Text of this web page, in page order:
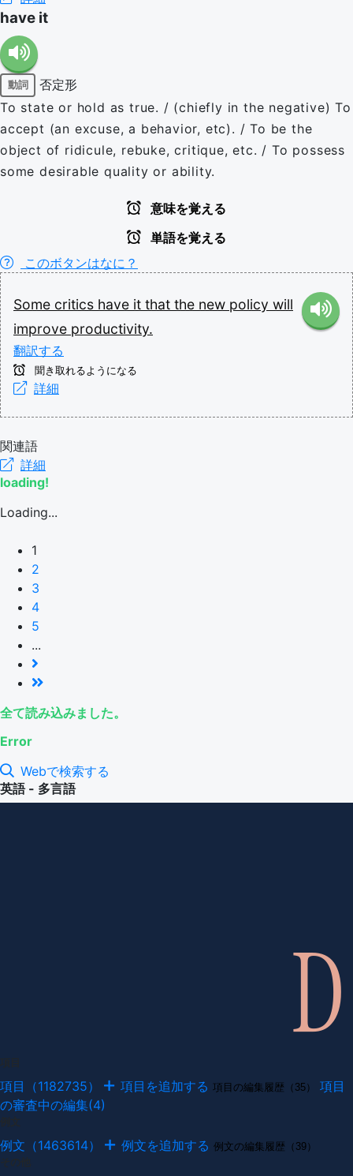
have it
動詞
否定形
To state or hold as true. / (chiefly in the negative) To
accept (an excuse, a behavior, etc). / To be the
object of ridicule, rebuke, critique, etc. / To possess
some desirable quality or ability.
意味を覚える
単語を覚える
このボタンはなに？
Some critics have it that the new policy will
improve productivity.
翻訳する
聞き取れるようになる
詳細
関連語
詳細
loading!
Loading...
1
2
3
4
5
...
全て読み込みました。
Error
Webで検索する
英語 - 多言語
項目（1182735） 項目を追加する 項目の編集履歴（35）
項目
の審査中の編集(4)
例文（1463614） 例文を追加する 例文の編集履歴（39）